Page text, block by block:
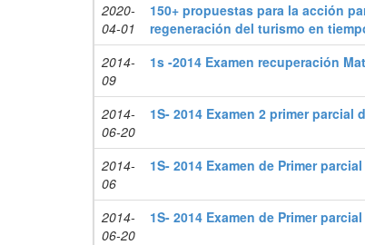
2020-
04-01
150+ propuestas para la acción
regeneración del turismo en
2014-
09
1s -2014 Examen recuperación
2014-
06-20
1S- 2014 Examen 2 primer parcial
2014-
06
1S- 2014 Examen de Primer
2014-
06-20
1S- 2014 Examen de Primer